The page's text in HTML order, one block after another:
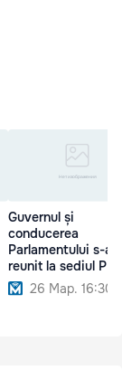
Guvernul și
conducerea
Parlamentului s-au
reunit la sediul
26 Мар. 16:30